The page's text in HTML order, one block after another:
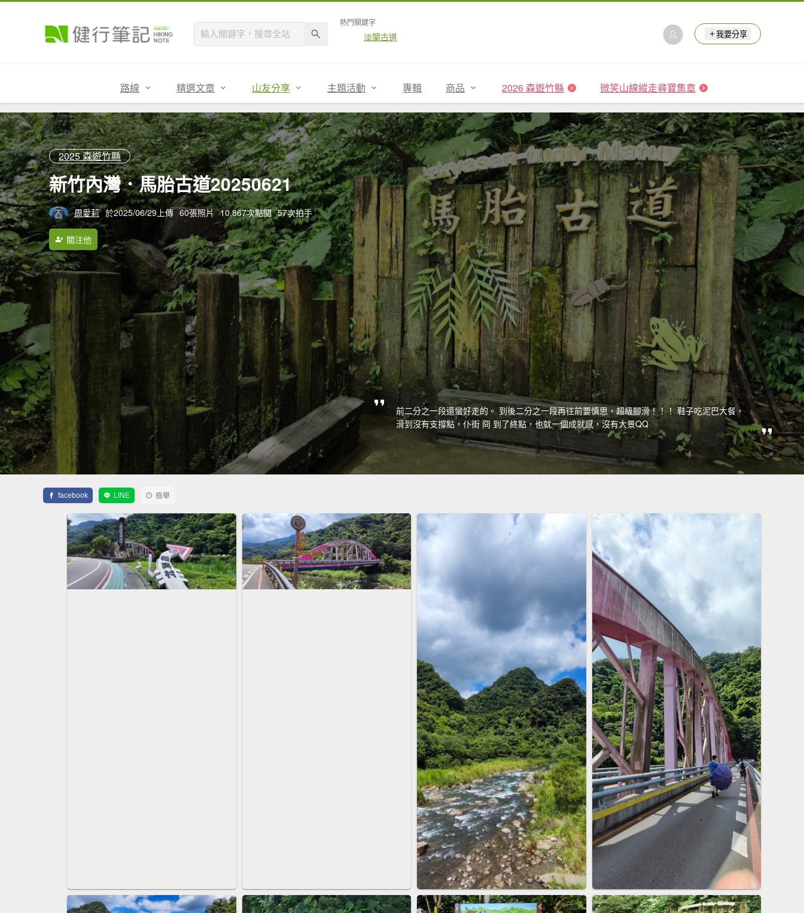
熱門關鍵字
淡蘭古道 我要分享
路線 精選文章 山友分享 主題活動 專輯 商品 2026 森遊竹縣 微笑山線縱走尋寶集章
2025 森遊竹縣
新竹內灣．馬胎古道20250621
周愛莉 於2025/06/29上傳 60張照片 10,867次點閱 57次拍手
關注他
前二分之一段還蠻好走的。 到後二分之一段再往前要慎思，超級腳滑！！！ 鞋子吃泥巴大餐，
滑到沒有支撐點，仆街 冏 到了終點，也就一個成就感，沒有大景QQ
facebook LINE 檢舉